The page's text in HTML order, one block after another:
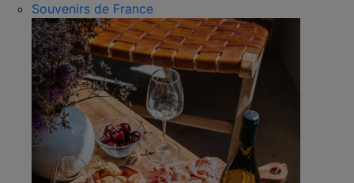
Souvenirs de France